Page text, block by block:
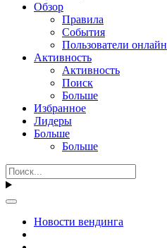
Обзор
Правила
События
Пользователи онлайн
Активность
Активность
Поиск
Больше
Избранное
Лидеры
Больше
Больше
Новости вендинга